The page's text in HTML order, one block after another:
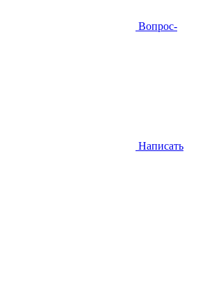
Вопрос-
Написать